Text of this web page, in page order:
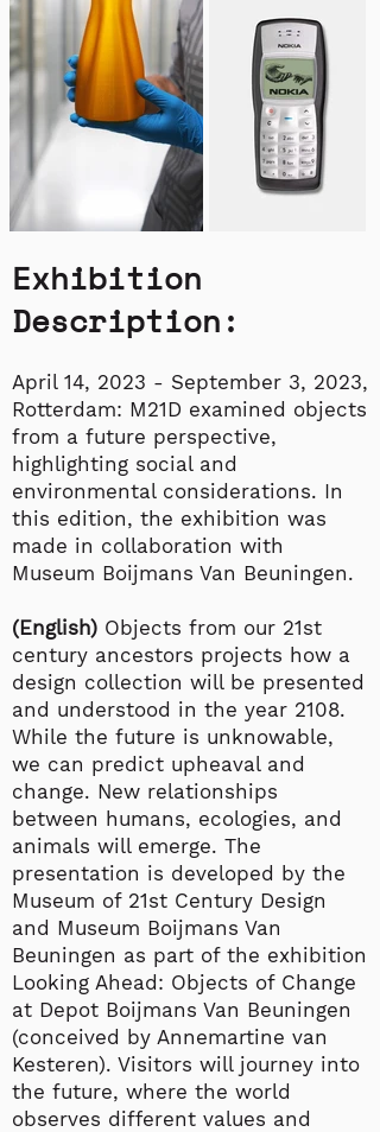
Exhibition
Description:
April 14, 2023 - September 3, 2023,
Rotterdam: M21D examined objects
from a future perspective,
highlighting social and
environmental considerations. In
this edition, the exhibition was
made in collaboration with
Museum Boijmans Van Beuningen.
(English) Objects from our 21st
century ancestors projects how a
design collection will be presented
and understood in the year 2108.
While the future is unknowable,
we can predict upheaval and
change. New relationships
between humans, ecologies, and
animals will emerge. The
presentation is developed by the
Museum of 21st Century Design
and Museum Boijmans Van
Beuningen as part of the exhibition
Looking Ahead: Objects of Change
at Depot Boijmans Van Beuningen
(conceived by Annemartine van
Kesteren). Visitors will journey into
the future, where the world
observes different values and